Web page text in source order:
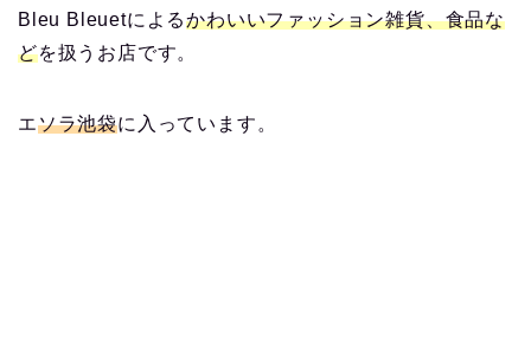
Bleu Bleuetによるかわいいファッション雑貨、食品な
どを扱うお店です。
エソラ池袋に入っています。